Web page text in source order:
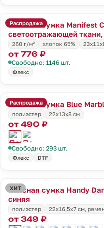
Распродажа
Поясная сумка Manifest
светоотражающей
260 г/м² хлопок 65%
от 776 ₽
Свободно: 1146 шт.
Флекс
Распродажа
Поясная сумка Blue
полиэстер
22x13x8 см
от 490 ₽
Свободно: 293 шт.
Флекс DTF
ХИТ
Поясная сумка Handy
синяя
полиэстер 22x16,5x7 см,
от 349 ₽